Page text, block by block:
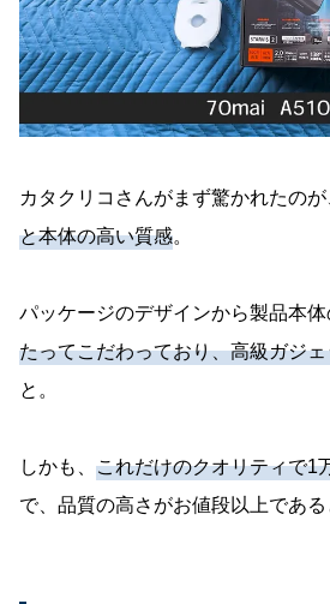
カタクリコさんがまず驚かれたのが
と本体の高い質感。
パッケージのデザインから製品本体
たってこだわっており、高級ガジ
と。
しかも、 これだけのクオリティで1
で、品質の高さがお値段以上である